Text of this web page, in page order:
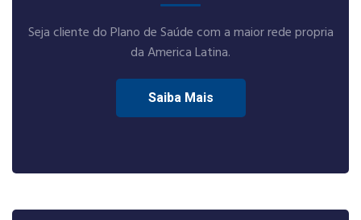
Seja cliente do Plano de Saúde com a maior rede propria
da America Latina.
Saiba Mais